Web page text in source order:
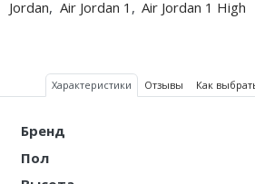
Jordan, Air Jordan 1 , Air Jordan 1 High
Характеристики Отзывы Как
Бренд
Пол